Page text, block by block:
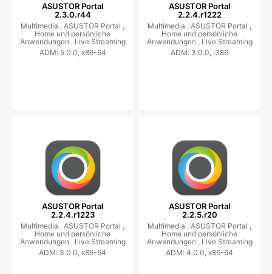
ASUSTOR Portal
2.3.0.r44
Multimedia , ASUSTOR Portal ,
Home und persönliche
Anwendungen , Live Streaming
ADM: 5.0.0, x86-64
ASUSTOR Portal
2.2.4.r1222
Multimedia , ASUSTOR Portal ,
Home und persönliche
Anwendungen , Live Streaming
ADM: 3.0.0, i386
ASUSTOR Portal
2.2.4.r1223
Multimedia , ASUSTOR Portal ,
Home und persönliche
Anwendungen , Live Streaming
ADM: 3.0.0, x86-64
ASUSTOR Portal
2.2.5.r20
Multimedia , ASUSTOR Portal ,
Home und persönliche
Anwendungen , Live Streaming
ADM: 4.0.0, x86-64